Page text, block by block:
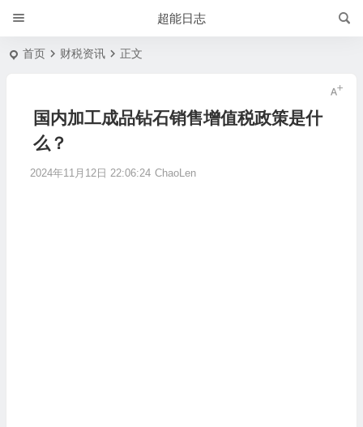
超能日志
首页 财税资讯 正文
国内加工成品钻石销售增值税政策是什
么？
2024年11月12日 22:06:24 ChaoLen